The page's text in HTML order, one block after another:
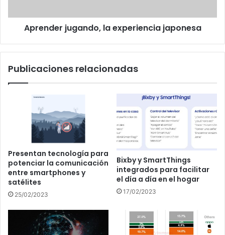
Aprender jugando, la experiencia japonesa
Publicaciones relacionadas
Presentan tecnología para
potenciar la comunicación
entre smartphones y
satélites
25/02/2023
Bixby y SmartThings
integrados para facilitar
el día a día en el hogar
17/02/2023